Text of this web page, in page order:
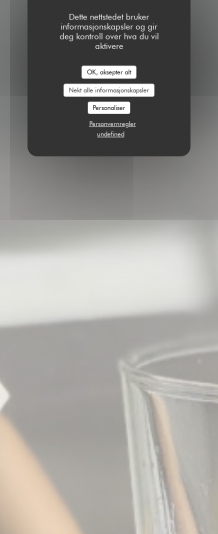
Dette nettstedet bruker
informasjonskapsler og gir
deg kontroll over hva du vil
aktivere
OK, aksepter alt
Nekt alle informasjonskapsler
Personaliser
Personvernregler
undefined